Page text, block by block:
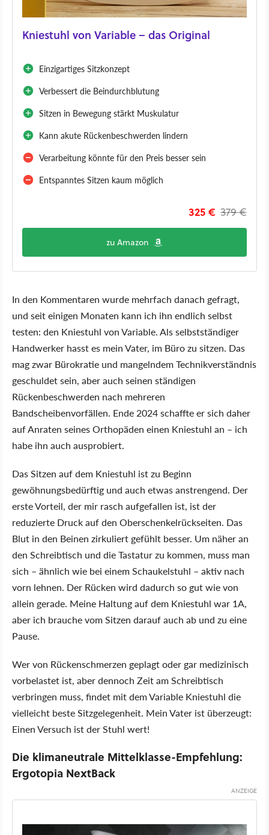
Kniestuhl von Variable – das Original
Einzigartiges Sitzkonzept
Verbessert die Beindurchblutung
Sitzen in Bewegung stärkt Muskulatur
Kann akute Rückenbeschwerden lindern
Verarbeitung könnte für den Preis besser sein
Entspanntes Sitzen kaum möglich
379 €
325 €
zu Amazon
In den Kommentaren wurde mehrfach danach gefragt,
und seit einigen Monaten kann ich ihn endlich selbst
testen: den Kniestuhl von Variable. Als selbstständiger
Handwerker hasst es mein Vater, im Büro zu sitzen. Das
mag zwar Bürokratie und mangelndem Technikverständnis
geschuldet sein, aber auch seinen ständigen
Rückenbeschwerden nach mehreren
Bandscheibenvorfällen. Ende 2024 schaffte er sich daher
auf Anraten seines Orthopäden einen Kniestuhl an – ich
habe ihn auch ausprobiert.
Das Sitzen auf dem Kniestuhl ist zu Beginn
gewöhnungsbedürftig und auch etwas anstrengend. Der
erste Vorteil, der mir rasch aufgefallen ist, ist der
reduzierte Druck auf den Oberschenkelrückseiten. Das
Blut in den Beinen zirkuliert gefühlt besser. Um näher an
den Schreibtisch und die Tastatur zu kommen, muss man
sich – ähnlich wie bei einem Schaukelstuhl – aktiv nach
vorn lehnen. Der Rücken wird dadurch so gut wie von
allein gerade. Meine Haltung auf dem Kniestuhl war 1A,
aber ich brauche vom Sitzen darauf auch ab und zu eine
Pause.
Wer von Rückenschmerzen geplagt oder gar medizinisch
vorbelastet ist, aber dennoch Zeit am Schreibtisch
verbringen muss, findet mit dem Variable Kniestuhl die
vielleicht beste Sitzgelegenheit. Mein Vater ist überzeugt:
Einen Versuch ist der Stuhl wert!
Die klimaneutrale Mittelklasse-Empfehlung:
Ergotopia NextBack